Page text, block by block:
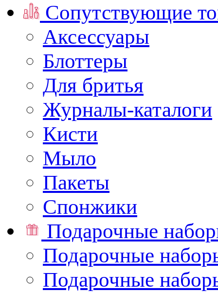
Сопутствующие
Аксессуары
Блоттеры
Для бритья
Журналы-каталоги
Кисти
Мыло
Пакеты
Спонжики
Подарочные
Подарочные
Подарочные